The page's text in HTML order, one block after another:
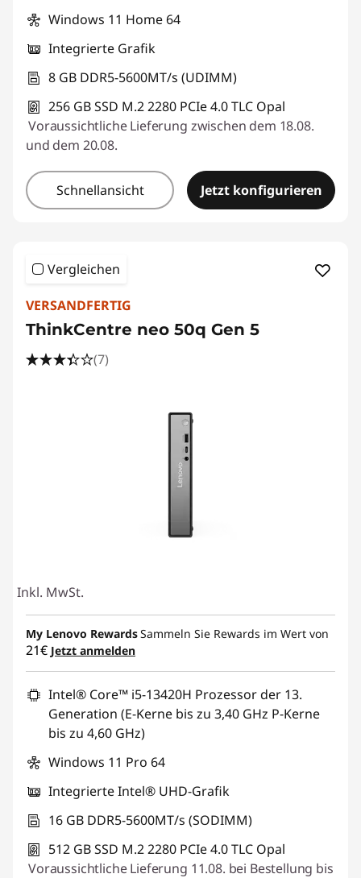
Windows 11 Home 64
Integrierte Grafik
8 GB DDR5-5600MT/s (UDIMM)
256 GB SSD M.2 2280 PCIe 4.0 TLC Opal
Voraussichtliche Lieferung zwischen dem 18.08.
und dem 20.08.
Schnellansicht Jetzt konfigurieren
Vergleichen
VERSANDFERTIG
ThinkCentre neo 50q Gen 5
(7)
Inkl. MwSt.
My Lenovo RewardsSammeln Sie Rewards im Wert von
21€ Jetzt anmelden
Intel® Core™ i5-13420H Prozessor der 13.
Generation (E-Kerne bis zu 3,40 GHz P-Kerne
bis zu 4,60 GHz)
Windows 11 Pro 64
Integrierte Intel® UHD-Grafik
16 GB DDR5-5600MT/s (SODIMM)
512 GB SSD M.2 2280 PCIe 4.0 TLC Opal
Voraussichtliche Lieferung 11.08. bei Bestellung bis